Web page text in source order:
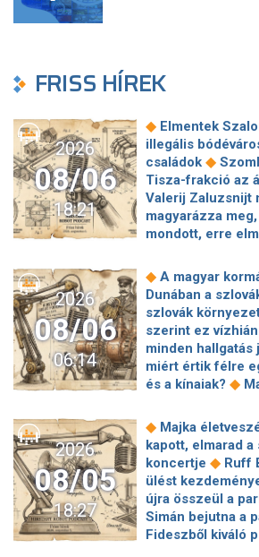
FRISS HÍREK
2026
08/06
18:21
◆ Elmentek
illegális
családok ◆
Tisza-frakció az
Valerij Zaluzsnijt
magyarázza
mondott, erre
kötött
Lounge Eventtel,
feljelentést tett
megkérte a
segítse a
augusztus: gátja
források
Meglepetés az
roham ◆Hirtelen
Tisza a kegyelmi
Egyszerre két
lehet
Előnyben a Fradi
elleni El-
2026
08/06
06:14
◆ A magyar
Dunában a
szlovák
szerint ez
minden
miért értik félre
és a kínaiak? ◆
projektekben
tulajdonrészt
Gáspár hatszor
gépen Csádba
magyar utazási
bolgár
utasok ◆
zsákmányolt az
2026
08/05
18:27
◆ Majka
kapott, elmarad
koncertje ◆ Ruff
ülést
újra összeül a
Simán bejutna a
Fideszből kiváló